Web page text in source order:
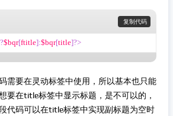
复制代码
$bqr[ftitle]:$bqr[title]?>
需要在灵动标签中使用，所以基本也只能
要在title标签中显示标题，是不可以的，
代码可以在title标签中实现副标题为空时